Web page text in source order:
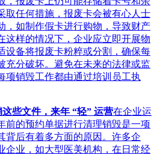
取任何措施，报废卡会被有心人士
，如制作假卡进行购物，导致财产
这样的情况下，企业应立即开展物
设备将报废卡粉粹或分割，确保每
充分破坏。避免在未来的法律或监
项销毁工作都由通过培训员工执
些文件，来年 “轻” 运营在企业运
前的预约单据进行清理销毁是一项
背后有着多方面的原因。许多企
企业，如大型医美机构，在日常经